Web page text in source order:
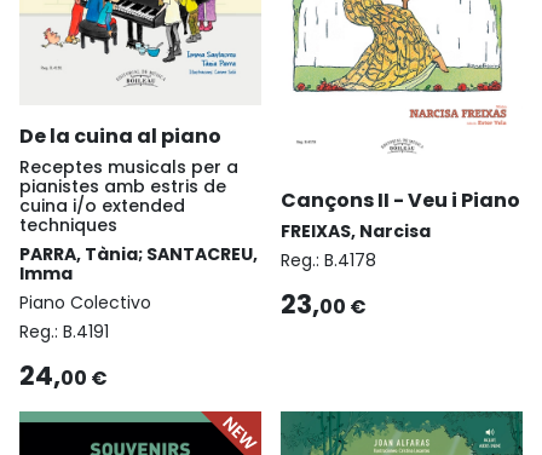
De la cuina al piano
Receptes musicals per a
pianistes amb estris de
cuina i/o extended
techniques
PARRA, Tània; SANTACREU,
Imma
Piano Colectivo
Reg.: B.4191
24,00 €
Cançons II - Veu i Piano
FREIXAS, Narcisa
Reg.: B.4178
23,00 €